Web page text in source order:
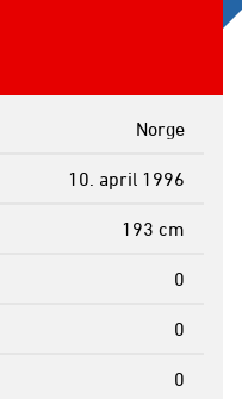
Norge
10. april 1996
193 cm
0
0
0